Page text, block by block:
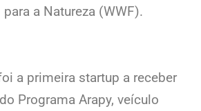
a Natureza (WWF).
a primeira startup a receber
Programa Arapy, veículo